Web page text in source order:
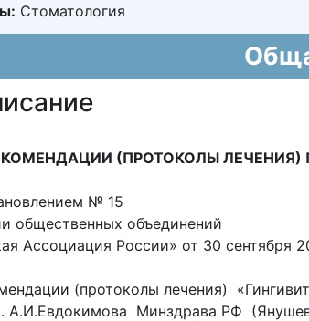
Стоматология
(ПРОТОКОЛЫ ЛЕЧЕНИЯ)
№ 15
общественных объединений
Ассоциация России» от 30 сентября
(протоколы лечения)
А.И.Евдокимова Минздрава РФ